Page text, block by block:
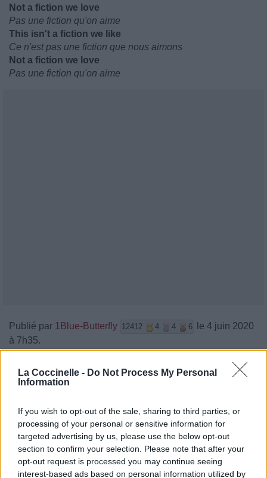
La Coccinelle - Do Not Process My Personal
Information
If you wish to opt-out of the sale, sharing to third parties, or
processing of your personal or sensitive information for
targeted advertising by us, please use the below opt-out
section to confirm your selection. Please note that after your
opt-out request is processed you may continue seeing
interest-based ads based on personal information utilized by
Not a fiction we love
Pas une fiction qu'on aime
This isn't a fiction we like
Ce n'est pas une fiction que nous aimons
Not a fiction we love
Pas une fiction qu'on aime
Publié par 1Blue-Butterfly 12412 4 4 6
le 4 juin 2020
à 7h35.
Albums : I [Ep]
Paroles + Traduction Téléchargement
Vidéos